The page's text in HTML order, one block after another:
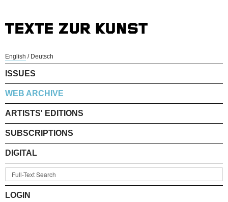
English / Deutsch
ISSUES
WEB ARCHIVE
ARTISTS' EDITIONS
SUBSCRIPTIONS
DIGITAL
LOGIN